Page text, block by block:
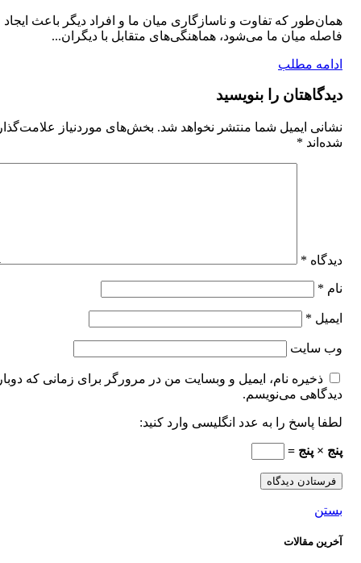
همان‌طور که تفاوت و ناسازگاری میان ما و افراد دیگر باعث ایجاد
فاصله میان ما می‌شود، هماهنگی‌های متقابل با دیگران...
ادامه مطلب
دیدگاهتان را بنویسید
نشانی ایمیل شما منتشر نخواهد شد. بخش‌های موردنیاز
شده‌اند *
دیدگاه *
نام *
ایمیل *
وب‌ سایت
ذخیره نام، ایمیل و وبسایت من در مرورگر برای زمانی که
دیدگاهی می‌نویسم.
لطفا پاسخ را به عدد انگلیسی وارد کنید:
پنج × پنج =
بستن
آخرین مقالات